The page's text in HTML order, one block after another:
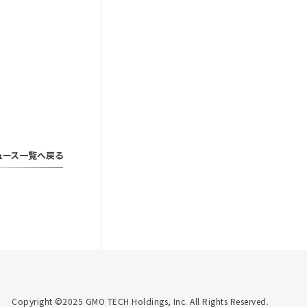
ース一覧へ戻る
Copyright ©2025 GMO TECH Holdings, Inc. All Rights Reserved.